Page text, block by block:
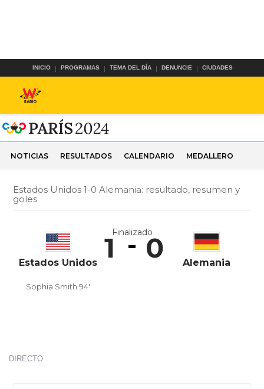
INICIO PROGRAMAS TEMA DEL DÍA DENUNCIE CIUDADES
NOTICIAS RESULTADOS CALENDARIO MEDALLERO
Estados Unidos 1-0 Alemania: resultado, resumen y
goles
Estados Unidos 1
Sophia Smith 94'
Alemania
0
Finalizado
DIRECTO